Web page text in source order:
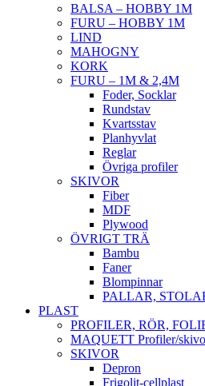
BALSA – HOBBY 1M
FURU – HOBBY 1M
LIND
MAHOGNY
KORK
FURU – 1M & 2,4M
Foder, Socklar
Rundstav
Kvartsstav
Planhyvlat
Reglar
Övriga profiler
SKIVOR
Fiber
MDF
Plywood
ÖVRIGT TRÄ
Bambu
Faner
Blompinnar
PALLAR,
PLAST
PROFILER, RÖR,
MAQUETT Profiler/
SKIVOR
Depron
Frigolit-cellplast